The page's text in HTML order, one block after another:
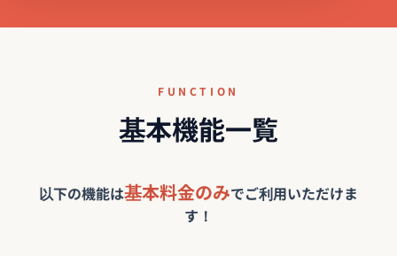
FUNCTION
基本機能一覧
以下の機能は基本料金のみでご利用いただけま
す！